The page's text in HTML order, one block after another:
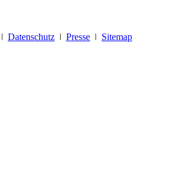
ǀ Datenschutz ǀ Presse ǀ Sitemap